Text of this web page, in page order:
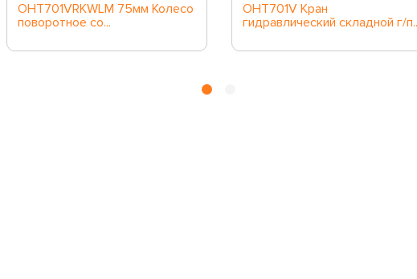
OHT701VRKWLM 75мм Колесо
поворотное со...
OHT701V Кран
гидравлический складной г/